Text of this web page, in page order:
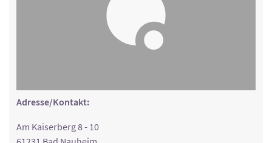
Adresse/Kontakt:
Am Kaiserberg 8 - 10